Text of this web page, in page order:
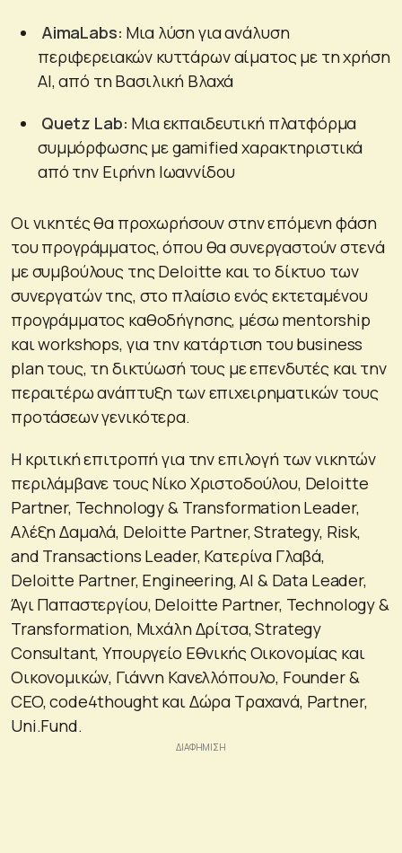
AimaLabs: Μια λύση για ανάλυση
περιφερειακών κυττάρων αίματος με τη χρήση
AI, από τη Βασιλική Βλαχά
Quetz Lab: Μια εκπαιδευτική πλατφόρμα
συμμόρφωσης με gamified χαρακτηριστικά
από την Ειρήνη Ιωαννίδου
Οι νικητές θα προχωρήσουν στην επόμενη φάση
του προγράμματος, όπου θα συνεργαστούν στενά
με συμβούλους της Deloitte και το δίκτυο των
συνεργατών της, στο πλαίσιο ενός εκτεταμένου
προγράμματος καθοδήγησης, μέσω mentorship
και workshops, για την κατάρτιση του business
plan τους, τη δικτύωσή τους με επενδυτές και την
περαιτέρω ανάπτυξη των επιχειρηματικών τους
προτάσεων γενικότερα.
Η κριτική επιτροπή για την επιλογή των νικητών
περιλάμβανε τους Νίκο Χριστοδούλου, Deloitte
Partner, Technology & Transformation Leader,
Αλέξη Δαμαλά, Deloitte Partner, Strategy, Risk,
and Transactions Leader, Κατερίνα Γλαβά,
Deloitte Partner, Engineering, AI & Data Leader,
Άγι Παπαστεργίου, Deloitte Partner, Technology &
Transformation, Μιχάλη Δρίτσα, Strategy
Consultant, Υπουργείο Εθνικής Οικονομίας και
Οικονομικών, Γιάννη Κανελλόπουλο, Founder &
CEO, code4thought και Δώρα Τραχανά, Partner,
Uni.Fund.